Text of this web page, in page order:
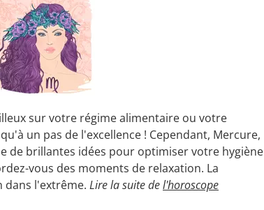
sur votre régime alimentaire ou votre
un pas de l'excellence ! Cependant, Mercure,
de brillantes idées pour optimiser votre hygiène
vous des moments de relaxation. La
dans l'extrême. Lire la suite del'horoscope